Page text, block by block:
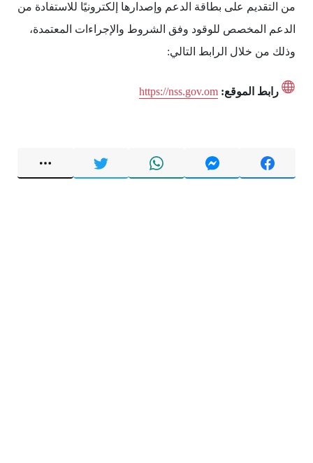
من التقديم على بطاقة الدعم وإصدارها إلكترونيًا للاستفادة من
الدعم المخصص للوقود وفق الشروط والإجراءات المعتمدة،
وذلك من خلال الرابط التالي:
رابط الموقع: https://nss.gov.om